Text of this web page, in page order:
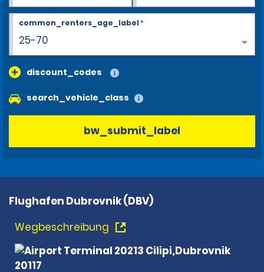
25-70
common_renters_age_label*
discount_codes
search_vehicle_class
bw_submit_label
Flughafen Dubrovnik (DBV)
Wegbeschreibung